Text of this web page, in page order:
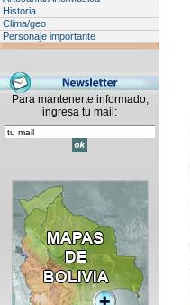
Historia
Clima/geo
Personaje importante
Para mantenerte informado,
ingresa tu mail: